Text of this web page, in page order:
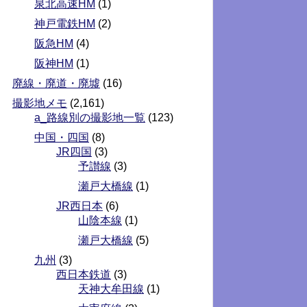
泉北高速HM (1)
神戸電鉄HM (2)
阪急HM (4)
阪神HM (1)
廃線・廃道・廃墟 (16)
撮影地メモ (2,161)
a_路線別の撮影地一覧 (123)
中国・四国 (8)
JR四国 (3)
予讃線 (3)
瀬戸大橋線 (1)
JR西日本 (6)
山陰本線 (1)
瀬戸大橋線 (5)
九州 (3)
西日本鉄道 (3)
天神大牟田線 (1)